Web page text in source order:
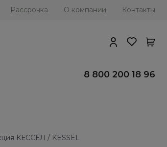
Рассрочка О компании Контакты
8 800 200 18 96
КЕССЕЛ / KESSEL